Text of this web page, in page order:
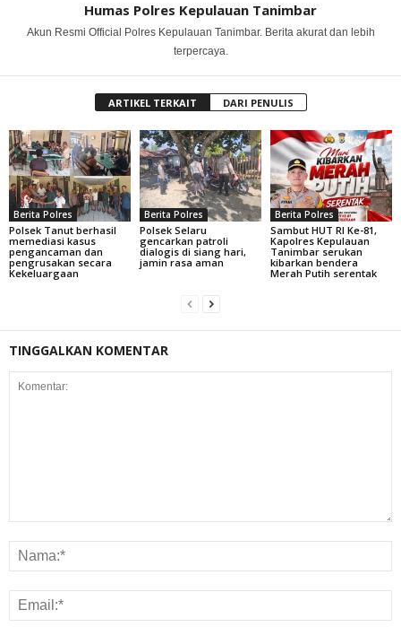
Humas Polres Kepulauan Tanimbar
Akun Resmi Official Polres Kepulauan Tanimbar. Berita akurat dan lebih
terpercaya.
ARTIKEL TERKAIT DARI PENULIS
Berita Polres
Polsek Tanut berhasil
memediasi kasus
pengancaman dan
pengrusakan secara
Kekeluargaan
Berita Polres
Polsek Selaru
gencarkan patroli
dialogis di siang hari,
jamin rasa aman
Berita Polres
Sambut HUT RI Ke-81,
Kapolres Kepulauan
Tanimbar serukan
kibarkan bendera
Merah Putih serentak
TINGGALKAN KOMENTAR